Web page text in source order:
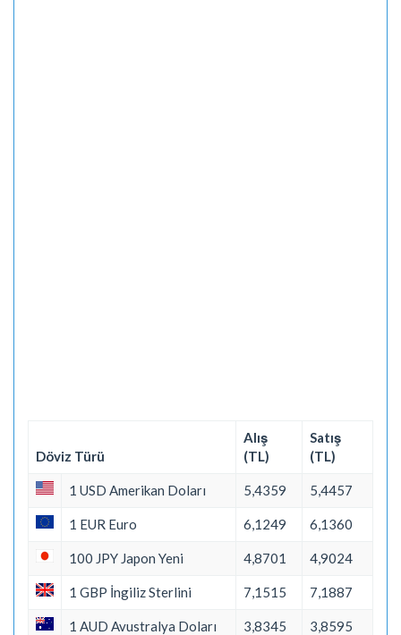
Döviz Türü
Alış
(TL)
Satış
(TL)
1 USD Amerikan Doları 5,4359 5,4457
1 EUR Euro 6,1249 6,1360
100 JPY Japon Yeni 4,8701 4,9024
1 GBP İngiliz Sterlini 7,1515 7,1887
1 AUD Avustralya Doları 3,8345 3,8595